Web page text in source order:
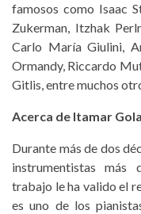
famosos como Isaac
Zukerman, Itzhak
Carlo María Giulini,
Ormandy, Riccardo
Gitlis, entre muchos
Acerca de Itamar
Durante más de dos
instrumentistas más
trabajo le ha valido el
es uno de los